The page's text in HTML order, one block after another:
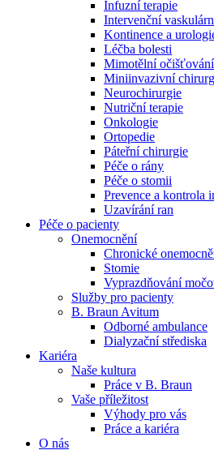
Odborné ambulance
Naše specializované ambulance
specializaci a město, které
ambulance.
Infuzní terapie
Intervenční
Kontinence a
Léčba bolesti
Mimotělní
Miniinvazivní
Neurochirurgie
Nutriční terapie
Onkologie
Ortopedie
Páteřní chirurgie
Péče o rány
Péče o stomii
Prevence a kontrola
Uzavírání ran
Péče o pacienty
Onemocnění
Chronické
Stomie
Vyprazdňování
Služby pro pacienty
B. Braun Avitum
Odborné ambulance
Dialyzační střediska
Kariéra
Naše kultura
Práce v B. Braun
Vaše příležitost​
Výhody pro vás
Práce a kariéra
O nás